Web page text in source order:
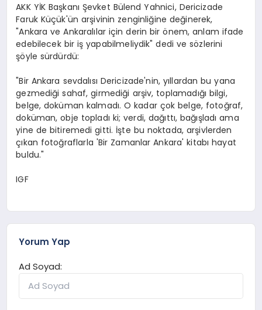
AKK YİK Başkanı Şevket Bülend Yahnici, Dericizade
Faruk Küçük'ün arşivinin zenginliğine değinerek,
"Ankara ve Ankaralılar için derin bir önem, anlam ifade
edebilecek bir iş yapabilmeliydik" dedi ve sözlerini
şöyle sürdürdü:
"Bir Ankara sevdalısı Dericizade'nin, yıllardan bu yana
gezmediği sahaf, girmediği arşiv, toplamadığı bilgi,
belge, doküman kalmadı. O kadar çok belge, fotoğraf,
doküman, obje topladı ki; verdi, dağıttı, bağışladı ama
yine de bitiremedi gitti. İşte bu noktada, arşivlerden
çıkan fotoğraflarla 'Bir Zamanlar Ankara' kitabı hayat
buldu."
IGF
Yorum Yap
Ad Soyad: